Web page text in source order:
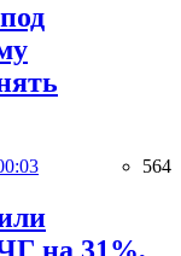
564